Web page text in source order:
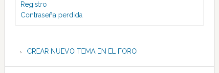
Registro
Contraseña perdida
CREAR NUEVO TEMA EN EL FORO